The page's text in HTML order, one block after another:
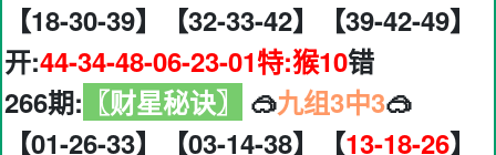
【18-30-39】【32-33-42】【39-42-49】
开:44-34-48-06-23-01特:猴10错
266期: 〖财星秘诀〗 🥽九组3中3🥽
【01-26-33】【03-14-38】【13-18-26】